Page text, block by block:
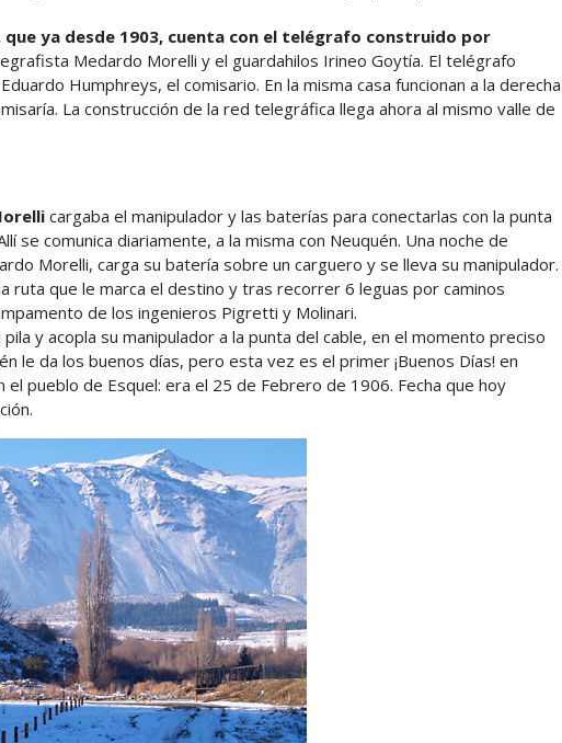
que ya desde 1903, cuenta con el telégrafo construido por
Medardo Morelli y el guardahilos Irineo Goytía. El telégrafo
Humphreys, el comisario. En la misma casa funcionan a la derecha
La construcción de la red telegráfica llega ahora al mismo valle de
cargaba el manipulador y las baterías para conectarlas con la punta
se comunica diariamente, a la misma con Neuquén. Una noche de
Morelli, carga su batería sobre un carguero y se lleva su manipulador.
ruta que le marca el destino y tras recorrer 6 leguas por caminos
de los ingenieros Pigretti y Molinari.
y acopla su manipulador a la punta del cable, en el momento preciso
le da los buenos días, pero esta vez es el primer ¡Buenos Días! en
pueblo de Esquel: era el 25 de Febrero de 1906. Fecha que hoy